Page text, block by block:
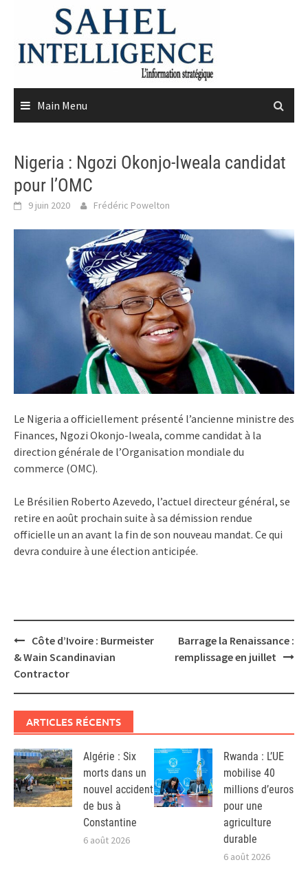
content
Main Menu
Nigeria : Ngozi Okonjo-Iweala candidat
pour l’OMC
9 juin 2020 Frédéric Powelton
Le Nigeria a officiellement présenté l’ancienne ministre des
Finances, Ngozi Okonjo-Iweala, comme candidat à la
direction générale de l’Organisation mondiale du
commerce (OMC).
Le Brésilien Roberto Azevedo, l’actuel directeur général, se
retire en août prochain suite à sa démission rendue
officielle un an avant la fin de son nouveau mandat. Ce qui
devra conduire à une élection anticipée.
Post
navigation
Côte d’Ivoire : Burmeister
& Wain Scandinavian
Contractor
Barrage la Renaissance :
remplissage en juillet
ARTICLES RÉCENTS
Algérie : Six
morts dans un
nouvel accident
de bus à
Constantine
6 août 2026
Rwanda : L’UE
mobilise 40
millions d’euros
pour une
agriculture
durable
6 août 2026